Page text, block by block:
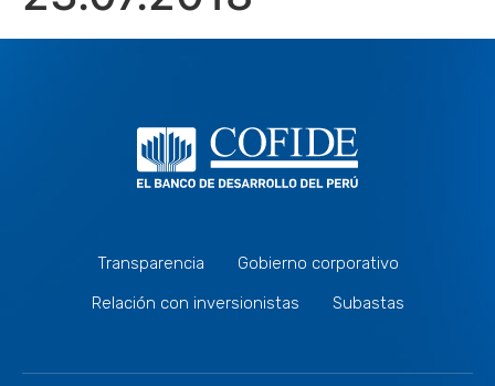
Transparencia
Gobierno corporativo
Relación con inversionistas
Subastas